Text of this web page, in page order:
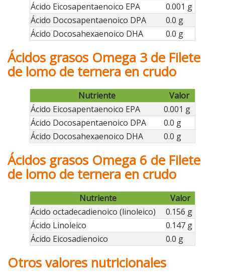
Ácido Eicosapentaenoico EPA
0.001 g
Ácido Docosapentaenoico DPA
0.0 g
Ácido Docosahexaenoico DHA
0.0 g
Ácidos grasos Omega 3 de Filete
de lomo de ternera en crudo
Nutriente
Valor
Ácido Eicosapentaenoico EPA
0.001 g
Ácido Docosapentaenoico DPA
0.0 g
Ácido Docosahexaenoico DHA
0.0 g
Ácidos grasos Omega 6 de Filete
de lomo de ternera en crudo
Nutriente
Valor
Ácido octadecadienoico (linoleico)
0.156 g
Ácido Linoleico
0.147 g
Ácido Eicosadienoico
0.0 g
Otros valores nutricionales